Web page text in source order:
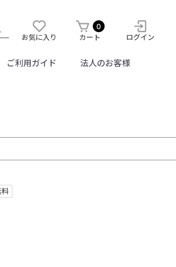
お気に入り
0
カート ログイン
ご利用ガイド 法人のお客様
料